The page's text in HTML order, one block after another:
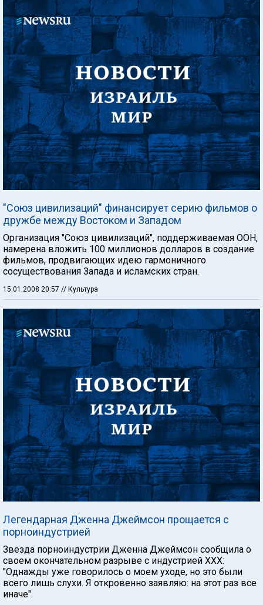
"Союз цивилизаций" финансирует серию фильмов о
дружбе между Востоком и Западом
Организация "Союз цивилизаций", поддерживаемая ООН,
намерена вложить 100 миллионов долларов в создание
фильмов, продвигающих идею гармоничного
сосуществования Запада и исламских стран.
15.01.2008 20:57 // Культура
Легендарная Дженна Джеймсон прощается с
порноиндустрией
Звезда порноиндустрии Дженна Джеймсон сообщила о
своем окончательном разрыве с индустрией ХХХ:
"Однажды уже говорилось о моем уходе, но это были
всего лишь слухи. Я откровенно заявляю: на этот раз все
иначе".